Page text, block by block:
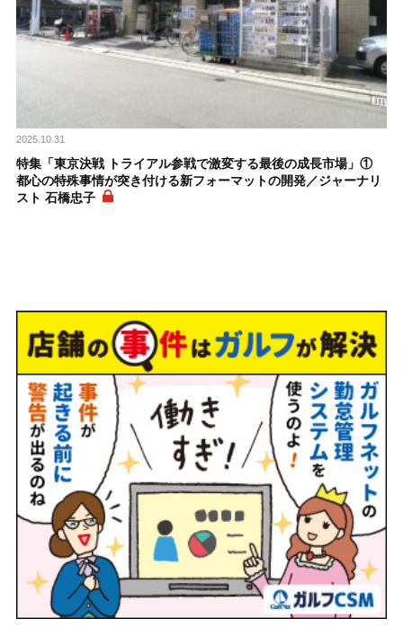
2025.10.31
特集「東京決戦 トライアル参戦で激変する最後の成長市場」①
都心の特殊事情が突き付ける新フォーマットの開発／ジャーナリ
スト 石橋忠子